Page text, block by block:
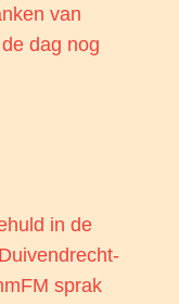
van
dag nog
in de
sprak